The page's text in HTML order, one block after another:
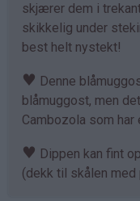
skjærer dem i
skikkelig under
best helt nystekt!
♥ Denne
blåmuggost, men
Cambozola som
♥ Dippen kan fint
(dekk til skålen